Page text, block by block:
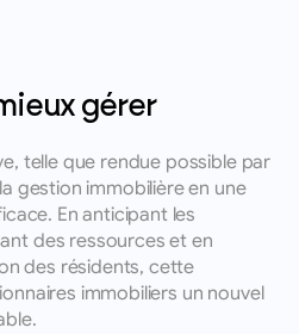
gérer
telle que rendue possible par
gestion immobilière en une
En anticipant les
des ressources et en
des résidents, cette
immobiliers un nouvel